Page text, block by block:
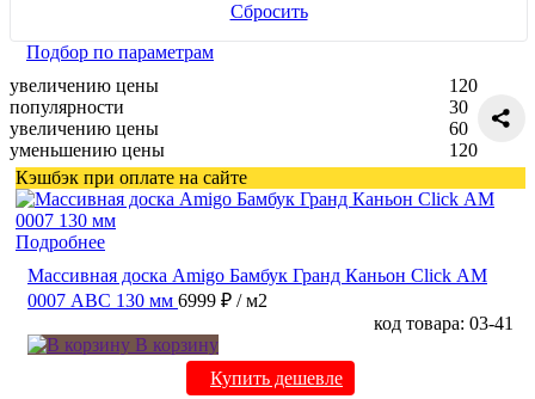
Сбросить
Подбор по параметрам
увеличению цены
популярности
увеличению цены
уменьшению цены
120
30
60
120
Кэшбэк при оплате на сайте
Подробнее
Массивная доска Amigo Бамбук Гранд Каньон Click АМ
0007 ABC 130 мм 6999 ₽ / м2
код товара: 03-41
В корзину
Купить дешевле